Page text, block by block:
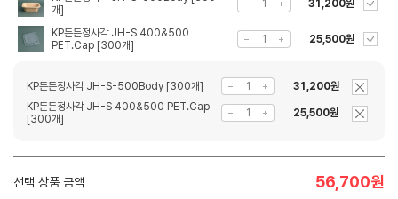
개]
31,200원
KP든든정사각 JH-S 400&500
PET.Cap [300개]
25,500원
KP든든정사각 JH-S-500Body [300개]
31,200원
KP든든정사각 JH-S 400&500 PET.Cap
[300개]
25,500원
선택 상품 금액 56,700원